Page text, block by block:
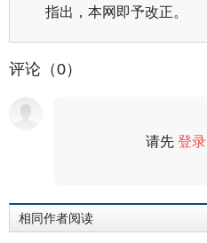
指出，本网即予改正。
评论（0）
请先登录
相同作者阅读